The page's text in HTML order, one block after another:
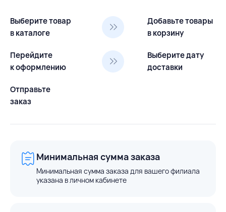
Выберите товар
в каталоге
Добавьте товары
в корзину
Перейдите
к оформлению
Выберите дату
доставки
Отправьте
заказ
Минимальная сумма заказа
Минимальная сумма заказа для вашего филиала
указана в личном кабинете